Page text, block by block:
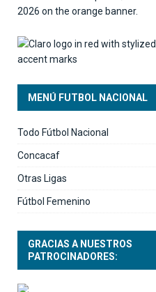
MENÚ FUTBOL NACIONAL
Todo Fútbol Nacional
Concacaf
Otras Ligas
Fútbol Femenino
GRACIAS A NUESTROS
PATROCINADORES: